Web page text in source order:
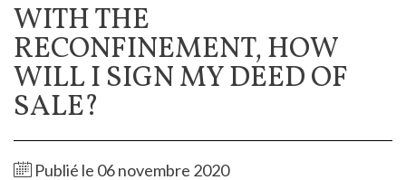
WITH THE
RECONFINEMENT, HOW
WILL I SIGN MY DEED OF
SALE?
Publié le 06 novembre 2020